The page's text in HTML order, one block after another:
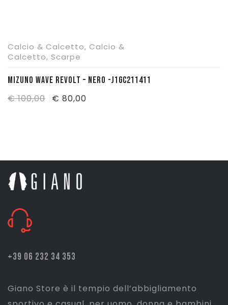
Calcio & Calcetto, Calcio &
Calcetto, Scarpe
MIZUNO WAVE REVOLT – NERO -J1GC211411
€100,00
Il
€ 100,00.
€ 80,00
€ 80,00.
+39 06 232 34 353
Giano Store è il tempio dell’abbigliamento